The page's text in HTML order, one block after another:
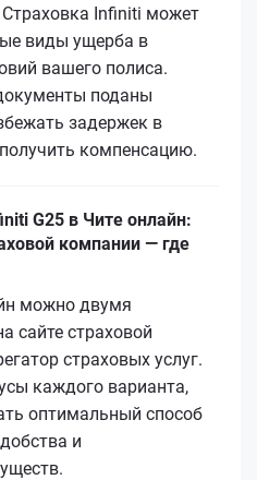
Infiniti может
виды ущерба в
вашего полиса.
поданы
задержек в
компенсацию.
G25 в Чите онлайн:
компании — где
можно двумя
сайте страховой
страховых услуг.
каждого варианта,
оптимальный способ
и